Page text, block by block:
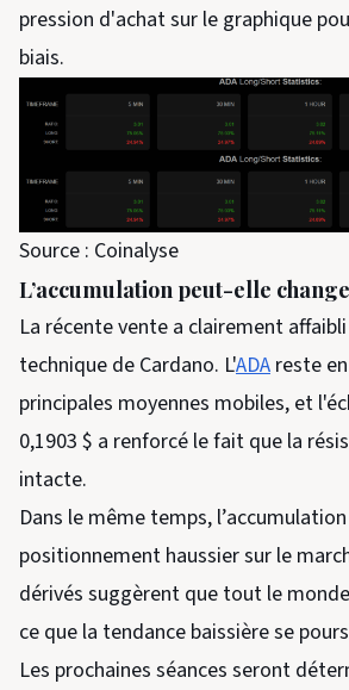
pression d'achat sur le graphique
biais.
Source : Coinalyse
L’accumulation peut-elle
La récente vente a clairement
technique de Cardano. L'ADA reste
principales moyennes mobiles, et
0,1903 $ a renforcé le fait que la
intacte.
Dans le même temps,
positionnement haussier sur le
dérivés suggèrent que tout le
ce que la tendance baissière se
Les prochaines séances seront